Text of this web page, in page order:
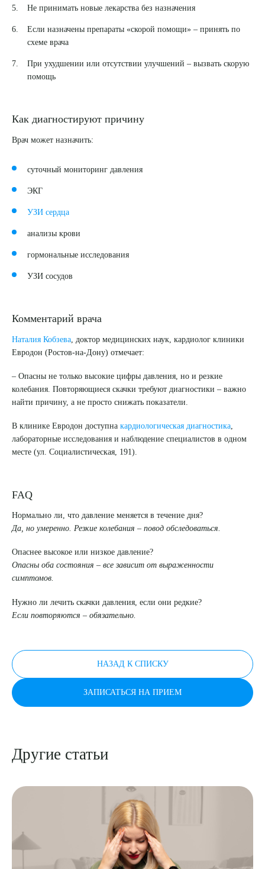
Не принимать новые лекарства без назначения
Если назначены препараты «скорой помощи» – принять по
схеме врача
При ухудшении или отсутствии улучшений – вызвать скорую
помощь
Как диагностируют причину
Врач может назначить:
суточный мониторинг давления
ЭКГ
УЗИ сердца
анализы крови
гормональные исследования
УЗИ сосудов
Комментарий врача
Наталия Кобзева , доктор медицинских наук, кардиолог клиники
Евродон (Ростов-на-Дону) отмечает:
– Опасны не только высокие цифры давления, но и резкие
колебания. Повторяющиеся скачки требуют диагностики – важно
найти причину, а не просто снижать показатели.
В клинике Евродон доступна кардиологическая диагностика
лабораторные исследования и наблюдение специалистов в одном
месте (ул. Социалистическая, 191).
FAQ
Нормально ли, что давление меняется в течение дня?
Да, но умеренно. Резкие колебания – повод обследоваться.
Опаснее высокое или низкое давление?
Опасны оба состояния – все зависит от выраженности
симптомов.
Нужно ли лечить скачки давления, если они редкие?
Если повторяются – обязательно.
НАЗАД К СПИСКУ
ЗАПИСАТЬСЯ НА ПРИЕМ
Другие статьи
Я даю согласие на
ПОДТВЕРДИТЬ